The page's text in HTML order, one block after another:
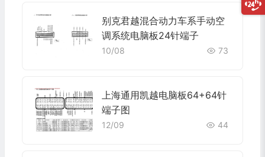
别克君越混合动力车系手动空
调系统电脑板24针端子
10/08 73
上海通用凯越电脑板64+64针
端子图
12/09 44